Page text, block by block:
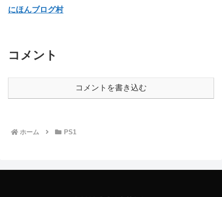
にほんブログ村
コメント
コメントを書き込む
ホーム PS1